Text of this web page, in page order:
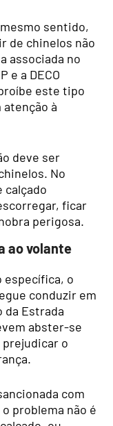
sentido,
de chinelos não
associada no
e a DECO
este tipo
à
deve ser
No
calçado
ficar
perigosa.
ao volante
específica, o
conduzir em
da Estrada
abster-se
o
com
problema não é